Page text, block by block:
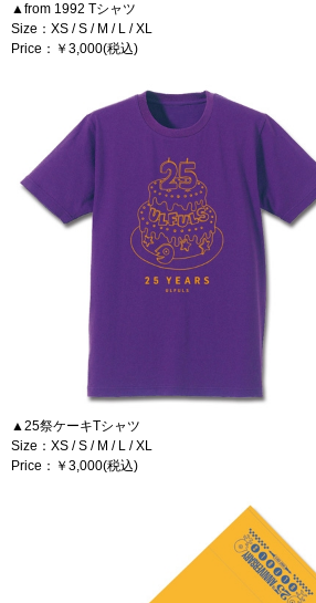
▲from 1992 Tシャツ
Size：XS / S / M / L / XL
Price：￥3,000(税込)
▲25祭ケーキTシャツ
Size：XS / S / M / L / XL
Price：￥3,000(税込)